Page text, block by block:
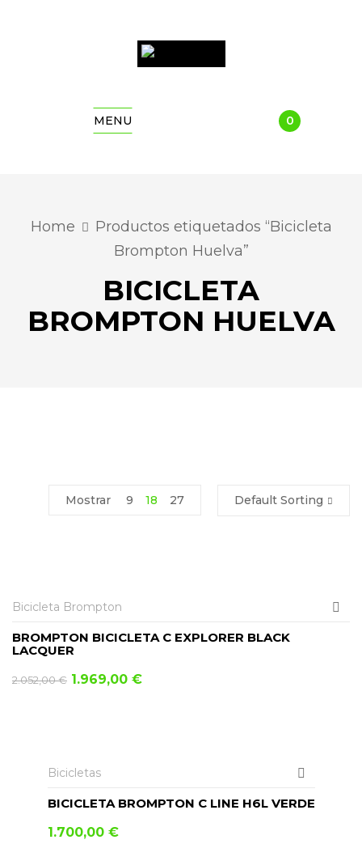
MENU 0
Home
Productos etiquetados “Bicicleta
Brompton Huelva”
BICICLETA
BROMPTON HUELVA
Default Sorting
Mostrar 9 18 27
Bicicleta Brompton
BROMPTON BICICLETA C EXPLORER BLACK
LACQUER
2.052,00€ 1.969,00 €
Bicicletas
BICICLETA BROMPTON C LINE H6L VERDE
1.700,00 €